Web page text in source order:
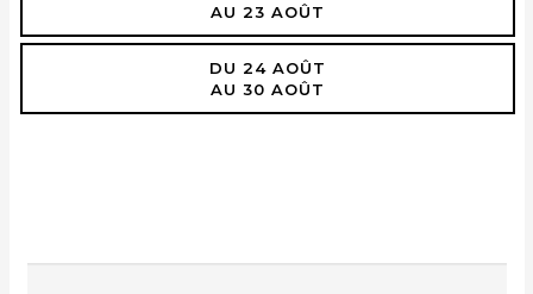
AU 23 AOÛT
DU 24 AOÛT
AU 30 AOÛT